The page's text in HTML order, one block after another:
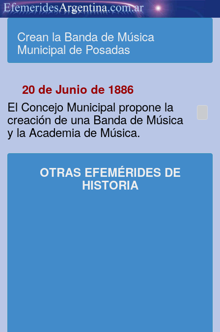
Crean la Banda de Música
Municipal de Posadas
20 de Junio de 1886
El Concejo Municipal propone la
creación de una Banda de Música
y la Academia de Música.
OTRAS EFEMÉRIDES DE
HISTORIA